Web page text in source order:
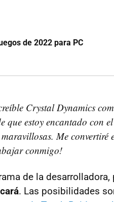
de 2022 para PC
Crystal Dynamics
que estoy encantado con
Me convertiré
conmigo!
de la desarrolladora,
. Las posibilidades